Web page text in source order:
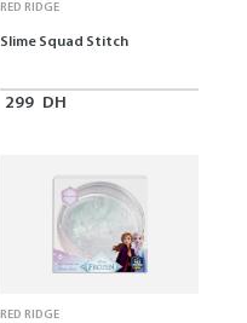
RED RIDGE
Slime Squad Stitch
299 DH
RED RIDGE